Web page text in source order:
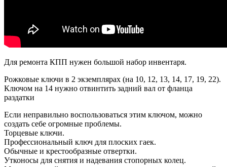
Для ремонта КПП нужен большой набор инвентаря.
Рожковые ключи в 2 экземплярах (на 10, 12, 13, 14, 17, 19, 22).
Ключом на 14 нужно отвинтить задний вал от фланца
раздатки
Если неправильно воспользоваться этим ключом, можно
создать себе огромные проблемы.
Торцевые ключи.
Профессиональный ключ для плоских гаек.
Обычные и крестообразные отвертки.
Утконосы для снятия и надевания стопорных колец.